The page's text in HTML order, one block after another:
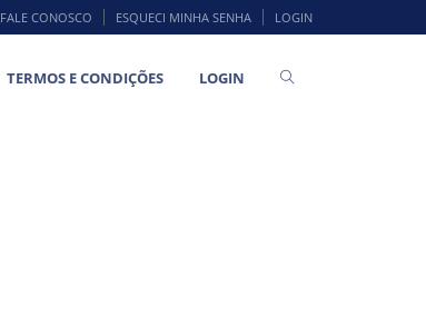
FALE CONOSCO ESQUECI MINHA SENHA LOGIN
TERMOS E CONDIÇÕES LOGIN